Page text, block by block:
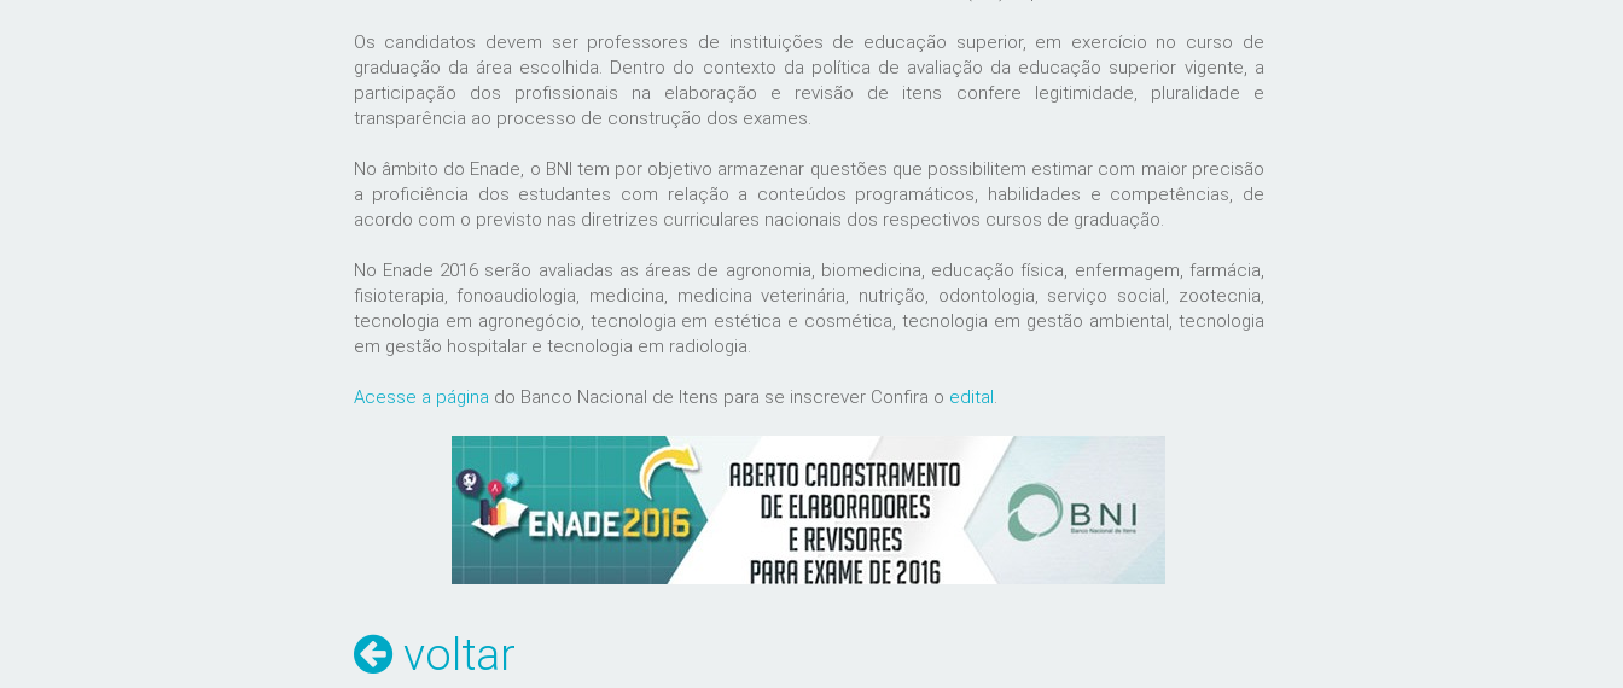
Os candidatos devem ser professores de instituições de educação superior, em exercício no curso de
graduação da área escolhida. Dentro do contexto da política de avaliação da educação superior vigente, a
participação dos profissionais na elaboração e revisão de itens confere legitimidade, pluralidade e
transparência ao processo de construção dos exames.
No âmbito do Enade, o BNI tem por objetivo armazenar questões que possibilitem estimar com maior precisão
a proficiência dos estudantes com relação a conteúdos programáticos, habilidades e competências, de
acordo com o previsto nas diretrizes curriculares nacionais dos respectivos cursos de graduação.
No Enade 2016 serão avaliadas as áreas de agronomia, biomedicina, educação física, enfermagem, farmácia,
fisioterapia, fonoaudiologia, medicina, medicina veterinária, nutrição, odontologia, serviço social, zootecnia,
tecnologia em agronegócio, tecnologia em estética e cosmética, tecnologia em gestão ambiental, tecnologia
em gestão hospitalar e tecnologia em radiologia.
Acesse a página do Banco Nacional de Itens para se inscrever Confira o edital.
voltar